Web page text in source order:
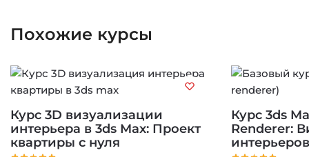
Похожие курсы
Курс 3D визуализации
интерьера в 3ds Max: Проект
квартиры с нуля
Курс 3ds
Renderer: